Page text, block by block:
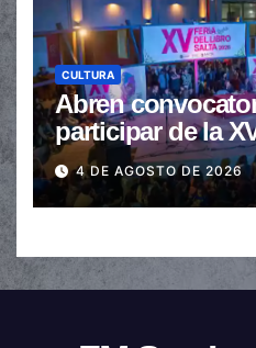
CULTURA
Abren
participar de la
de Salta
4 DE AGOSTO DE 2026